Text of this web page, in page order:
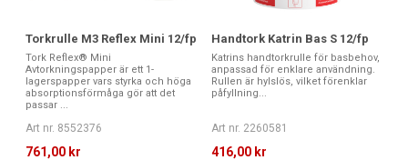
Torkrulle M3 Reflex Mini 12/fp
Tork Reflex® Mini
Avtorkningspapper är ett 1-
lagerspapper vars styrka och höga
absorptionsförmåga gör att det
passar ...
Art nr. 8552376
761,00 kr
Handtork Katrin Bas S 12/fp
Katrins handtorkrulle för basbehov,
anpassad för enklare användning.
Rullen är hylslös, vilket förenklar
påfyllning...
Art nr. 2260581
416,00 kr